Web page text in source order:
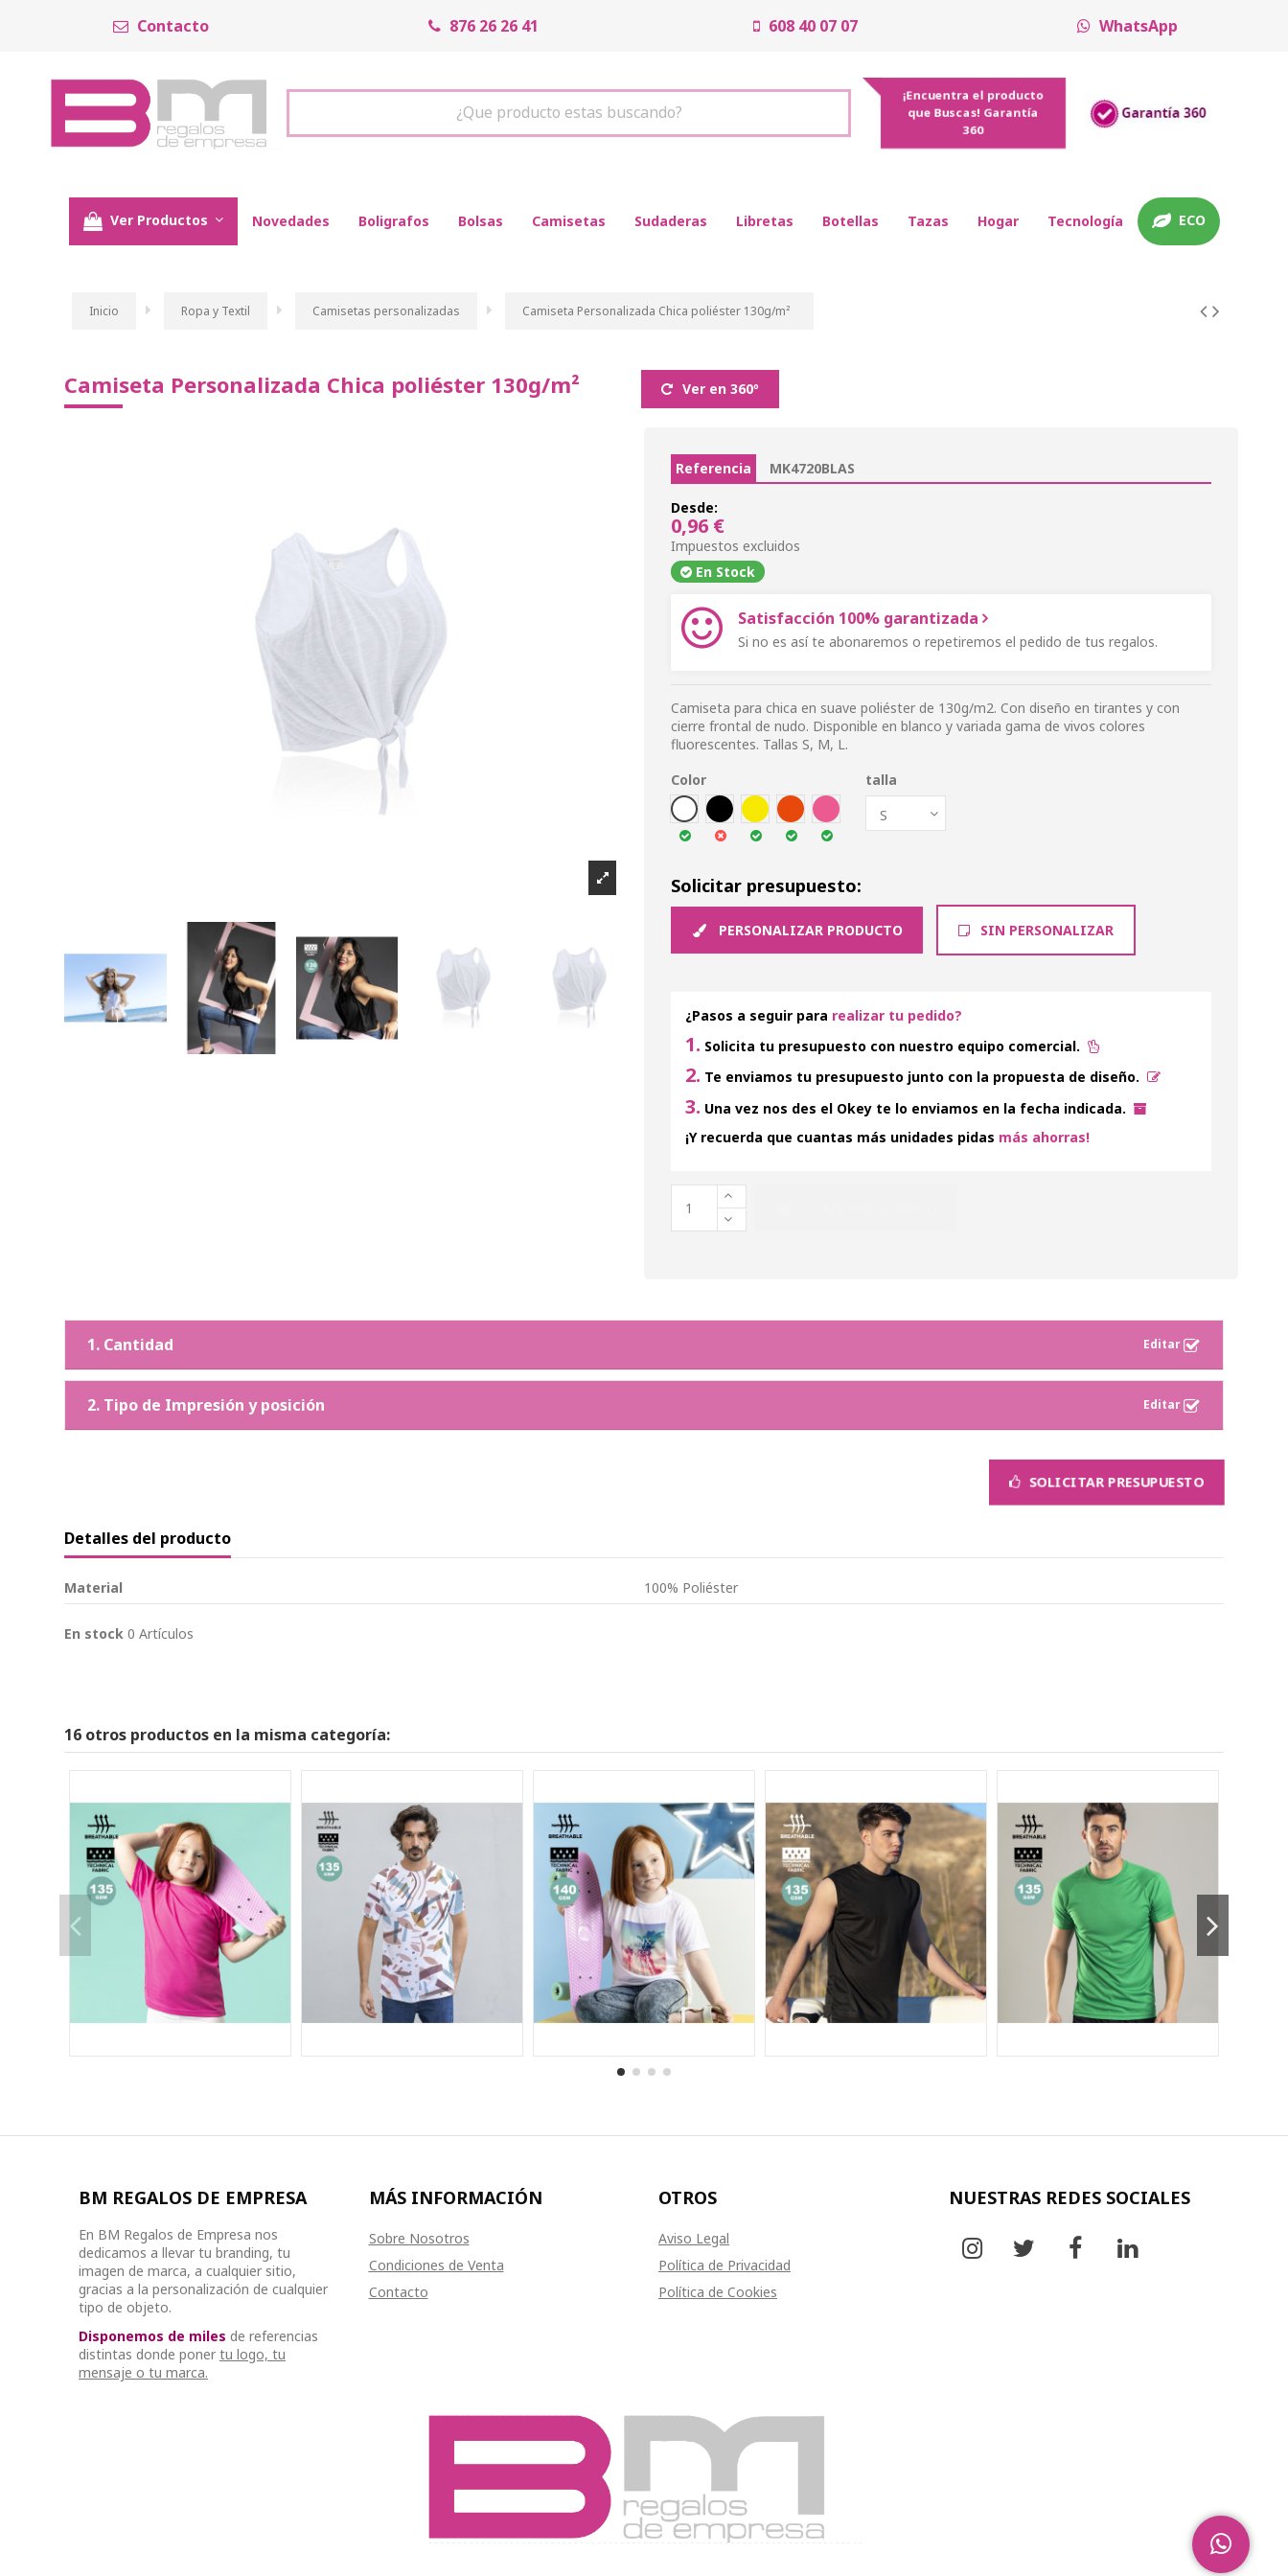
Contacto 876 26 26 41 608 40 07 07 WhatsApp
¿Que producto estas buscando?
¡Encuentra el producto
que Buscas! Garantía
360
Ver Productos Novedades Boligrafos Bolsas Camisetas Sudaderas Libretas Botellas Tazas Hogar Tecnología ECO
Inicio Ropa y Textil Camisetas personalizadas Camiseta Personalizada Chica poliéster 130g/m²
Camiseta Personalizada Chica poliéster 130g/m² Ver en 360º
Referencia MK4720BLAS
Desde:
0,96 €
Impuestos excluidos
En Stock
Satisfacción 100% garantizada
Si no es así te abonaremos o repetiremos el pedido de tus regalos.
Camiseta para chica en suave poliéster de 130g/m2. Con diseño en tirantes y con
cierre frontal de nudo. Disponible en blanco y variada gama de vivos colores
fluorescentes. Tallas S, M, L.
Color
BLA
NEG FAMA FNAR FFUC
talla
Solicitar presupuesto:
PERSONALIZAR PRODUCTO SIN PERSONALIZAR
¿Pasos a seguir para realizar tu pedido?
1. Solicita tu presupuesto con nuestro equipo comercial.
2. Te enviamos tu presupuesto junto con la propuesta de diseño.
3. Una vez nos des el Okey te lo enviamos en la fecha indicada.
¡Y recuerda que cuantas más unidades pidas más ahorras!
1. Cantidad
2. Tipo de Impresión y posición
SOLICITAR PRESUPUESTO
Detalles del producto
Material 100% Poliéster
En stock 0 Artículos
16 otros productos en la misma categoría:
BM REGALOS DE EMPRESA
En BM Regalos de Empresa nos
dedicamos a llevar tu branding, tu
imagen de marca, a cualquier sitio,
gracias a la personalización de cualquier
tipo de objeto.
Disponemos de miles de referencias
distintas donde poner tu logo, tu
mensaje o tu marca.
MÁS INFORMACIÓN
Sobre Nosotros
Condiciones de Venta
Contacto
OTROS
Aviso Legal
Política de Privacidad
Política de Cookies
NUESTRAS REDES SOCIALES